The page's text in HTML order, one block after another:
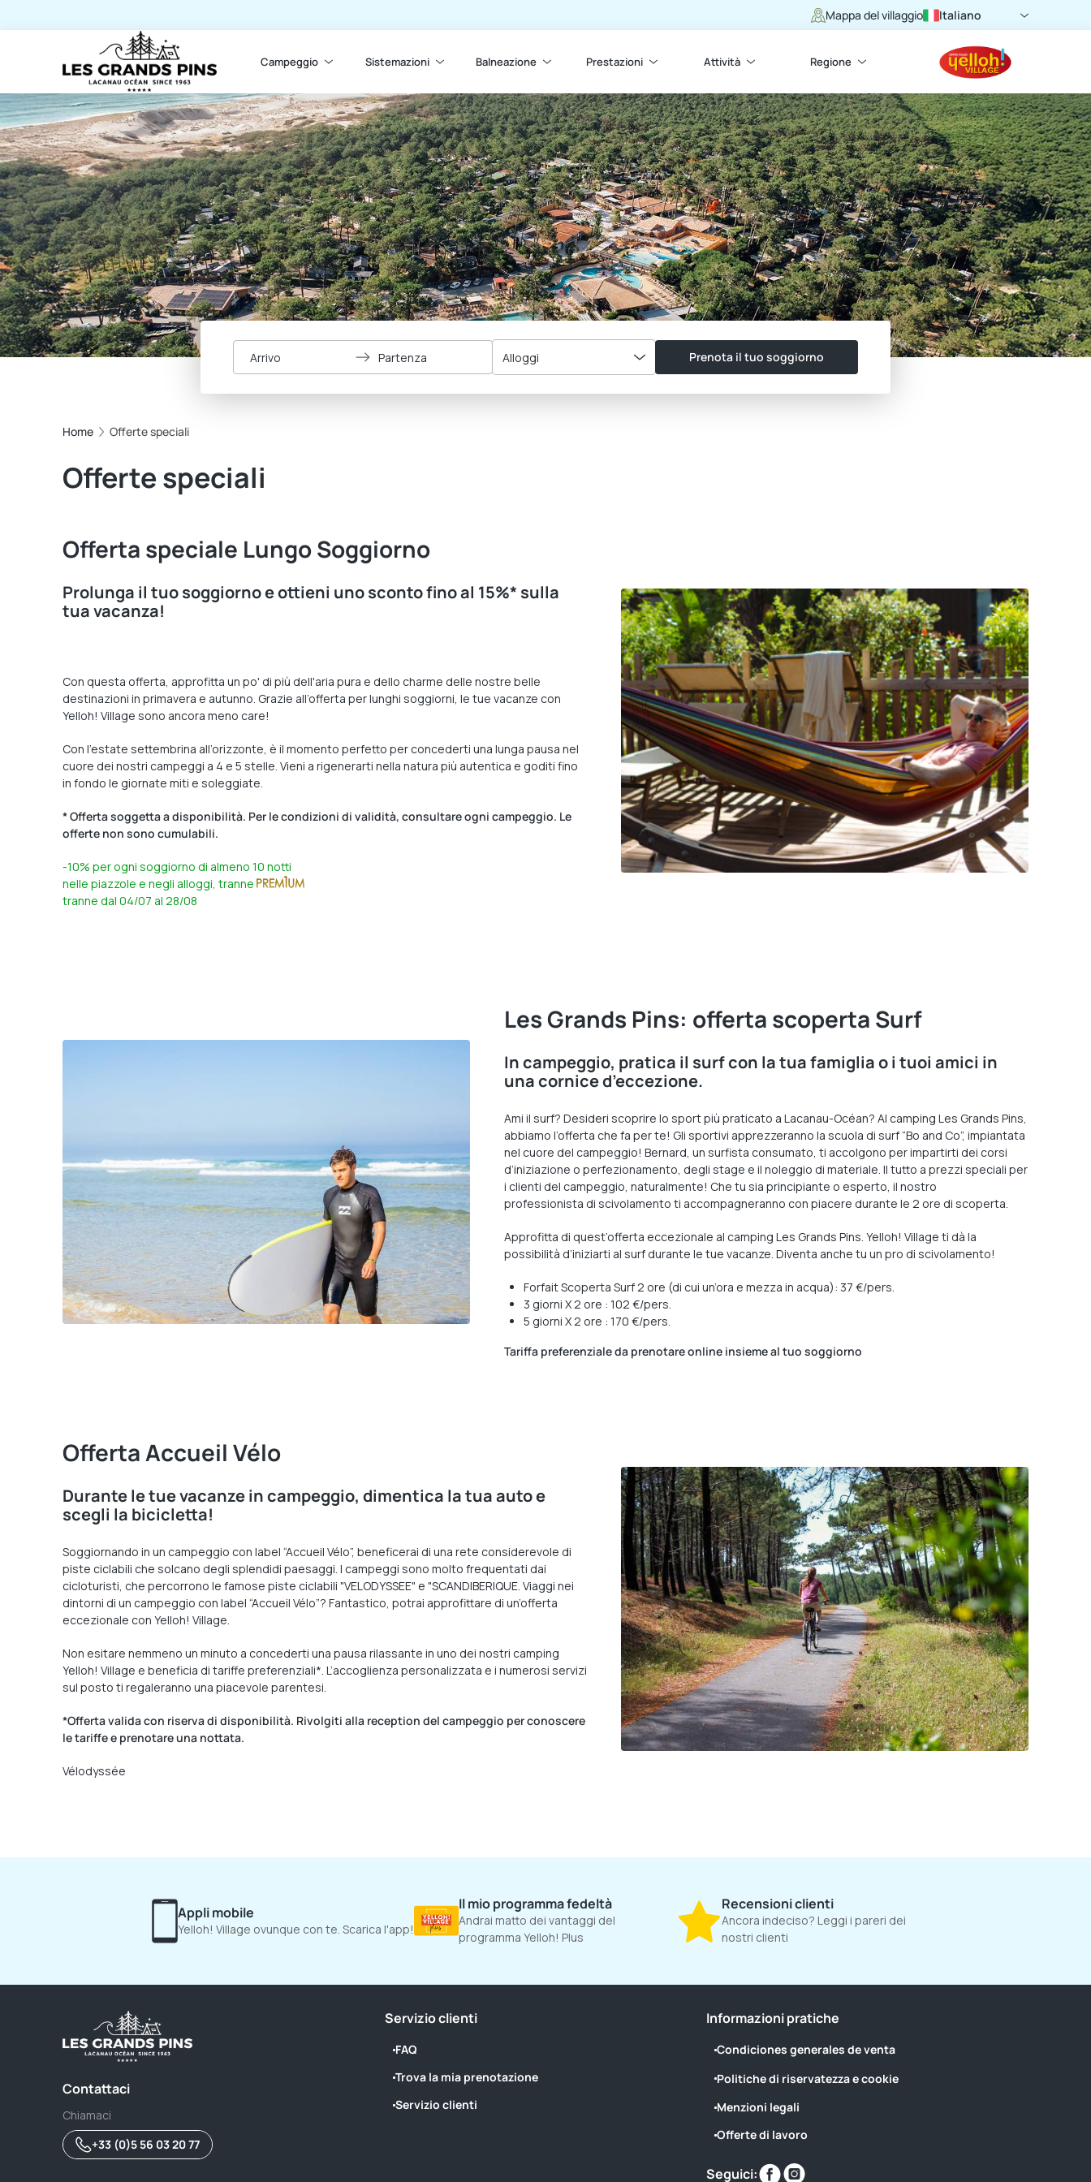
Mappa del villaggio Italiano
Campeggio Sistemazioni Balneazione Prestazioni Attività Regione
Arrivo Partenza Alloggi Prenota il tuo soggiorno
Home Offerte speciali
Offerte speciali
Offerta speciale Lungo Soggiorno
Prolunga il tuo soggiorno e ottieni uno sconto fino al 15%* sulla
tua vacanza!
Con questa offerta, approfitta un po' di più dell'aria pura e dello charme delle nostre belle
destinazioni in primavera e autunno. Grazie all’offerta per lunghi soggiorni, le tue vacanze con
Yelloh! Village sono ancora meno care!
Con l’estate settembrina all’orizzonte, è il momento perfetto per concederti una lunga pausa nel
cuore dei nostri campeggi a 4 e 5 stelle. Vieni a rigenerarti nella natura più autentica e goditi fino
in fondo le giornate miti e soleggiate.
* Offerta soggetta a disponibilità. Per le condizioni di validità, consultare ogni campeggio. Le
offerte non sono cumulabili.
-10% per ogni soggiorno di almeno 10 notti
nelle piazzole e negli alloggi, tranne
tranne dal 04/07 al 28/08
Les Grands Pins: offerta scoperta Surf
In campeggio, pratica il surf con la tua famiglia o i tuoi amici in
una cornice d’eccezione.
Ami il surf? Desideri scoprire lo sport più praticato a Lacanau-Océan? Al camping Les Grands Pins,
abbiamo l’offerta che fa per te! Gli sportivi apprezzeranno la scuola di surf “Bo and Co”, impiantata
nel cuore del campeggio! Bernard, un surfista consumato, ti accolgono per impartirti dei corsi
d’iniziazione o perfezionamento, degli stage e il noleggio di materiale. Il tutto a prezzi speciali per
i clienti del campeggio, naturalmente! Che tu sia principiante o esperto, il nostro
professionista di scivolamento ti accompagneranno con piacere durante le 2 ore di scoperta.
Approfitta di quest’offerta eccezionale al camping Les Grands Pins. Yelloh! Village ti dà la
possibilità d’iniziarti al surf durante le tue vacanze. Diventa anche tu un pro di scivolamento!
Forfait Scoperta Surf 2 ore (di cui un’ora e mezza in acqua): 37 €/pers.
3 giorni X 2 ore : 102 €/pers.
5 giorni X 2 ore : 170 €/pers.
Tariffa preferenziale da prenotare online insieme al tuo soggiorno
Offerta Accueil Vélo
Durante le tue vacanze in campeggio, dimentica la tua auto e
scegli la bicicletta!
Soggiornando in un campeggio con label “Accueil Vélo”, beneficerai di una rete considerevole di
piste ciclabili che solcano degli splendidi paesaggi. I campeggi sono molto frequentati dai
cicloturisti, che percorrono le famose piste ciclabili "VELODYSSEE" e "SCANDIBERIQUE. Viaggi nei
dintorni di un campeggio con label “Accueil Vélo”? Fantastico, potrai approfittare di un’offerta
eccezionale con Yelloh! Village.
Non esitare nemmeno un minuto a concederti una pausa rilassante in uno dei nostri camping
Yelloh! Village e beneficia di tariffe preferenziali*. L’accoglienza personalizzata e i numerosi servizi
sul posto ti regaleranno una piacevole parentesi.
*Offerta valida con riserva di disponibilità. Rivolgiti alla reception del campeggio per conoscere
le tariffe e prenotare una nottata.
Vélodyssée
Appli mobile
Yelloh! Village ovunque con te. Scarica l'app!
Il mio programma fedeltà
Andrai matto dei vantaggi del
programma Yelloh! Plus
Recensioni clienti
Ancora indeciso? Leggi i pareri dei
nostri clienti
Contattaci
Chiamaci
+33 (0)5 56 03 20 77
Servizio clienti
FAQ
Trova la mia prenotazione
Servizio clienti
Informazioni pratiche
Condiciones generales de venta
Politiche di riservatezza e cookie
Menzioni legali
Offerte di lavoro
Seguici:
Trovaci